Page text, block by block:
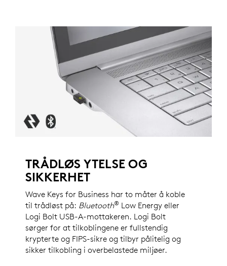
TRÅDLØS YTELSE OG
SIKKERHET
Wave Keys for Business har to måter å koble
til trådløst på: Bluetooth® Low Energy eller
Logi Bolt USB-A-mottakeren. Logi Bolt
sørger for at tilkoblingene er fullstendig
krypterte og FIPS-sikre og tilbyr pålitelig og
sikker tilkobling i overbelastede miljøer.